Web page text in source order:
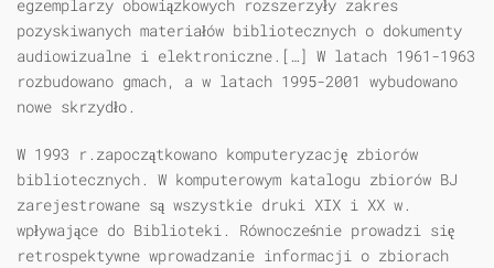
egzemplarzy obowiązkowych rozszerzyły zakres
pozyskiwanych materiałów bibliotecznych o dokumenty
audiowizualne i elektroniczne.[…] W latach 1961-1963
rozbudowano gmach, a w latach 1995-2001 wybudowano
nowe skrzydło.
W 1993 r.zapoczątkowano komputeryzację zbiorów
bibliotecznych. W komputerowym katalogu zbiorów BJ
zarejestrowane są wszystkie druki XIX i XX w.
wpływające do Biblioteki. Równocześnie prowadzi się
retrospektywne wprowadzanie informacji o zbiorach